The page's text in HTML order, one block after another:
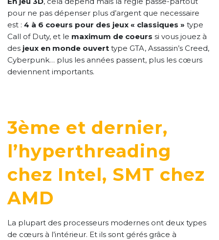
pour ne pas dépenser plus d’argent que necessaire
est : 4 à 6 coeurs pour des jeux « classiques » type
Call of Duty, et le maximum de coeurs si vous jouez à
des jeux en monde ouvert type GTA, Assassin’s Creed,
Cyberpunk… plus les années passent, plus les cœurs
deviennent importants.
3ème et dernier,
l’hyperthreading
chez Intel, SMT chez
AMD
La plupart des processeurs modernes ont deux types
de cœurs à l’intérieur. Et ils sont gérés grâce à